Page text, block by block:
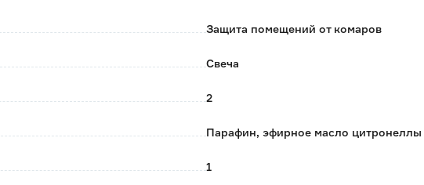
Защита помещений от комаров
Свеча
2
Парафин, эфирное масло цитронеллы
1